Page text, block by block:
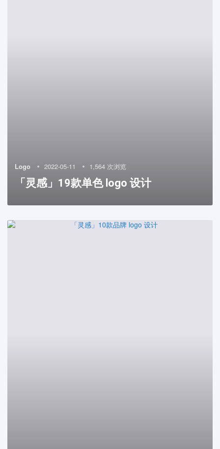
Logo 2022-05-11 1,564 次浏览
「灵感」19款单色 logo 设计